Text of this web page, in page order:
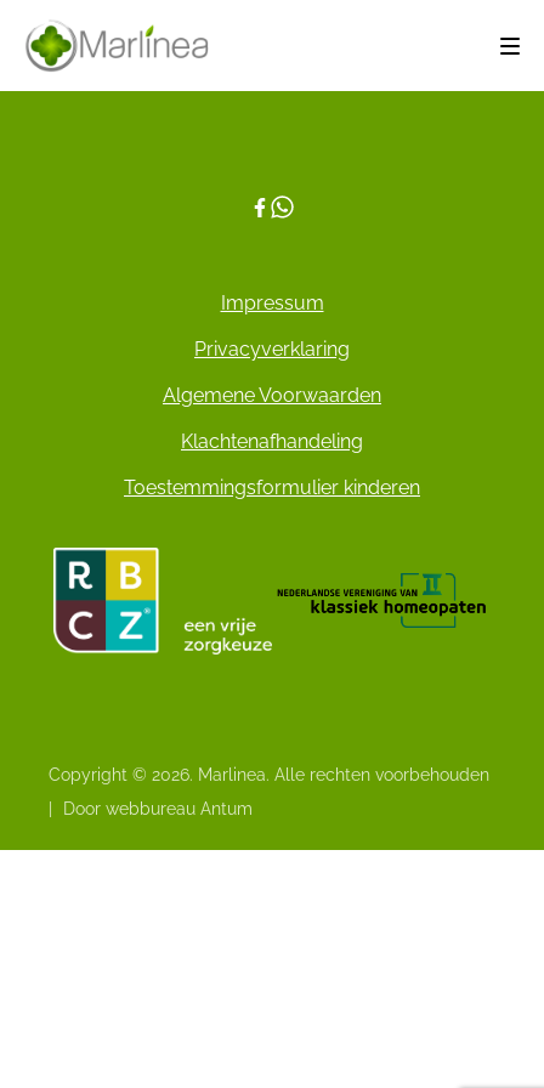
Impressum
Privacyverklaring
Algemene Voorwaarden
Klachtenafhandeling
Toestemmingsformulier kinderen
Copyright © 2026. Marlinea. Alle rechten voorbehouden
Door webbureau Antum